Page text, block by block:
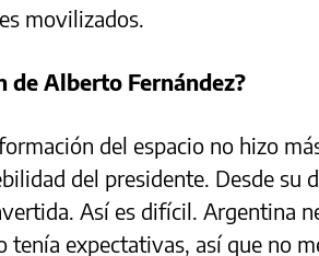
movilizados.
de Alberto Fernández?
del espacio no hizo
del presidente. Desde su
Así es difícil. Argentina
expectativas, así que no